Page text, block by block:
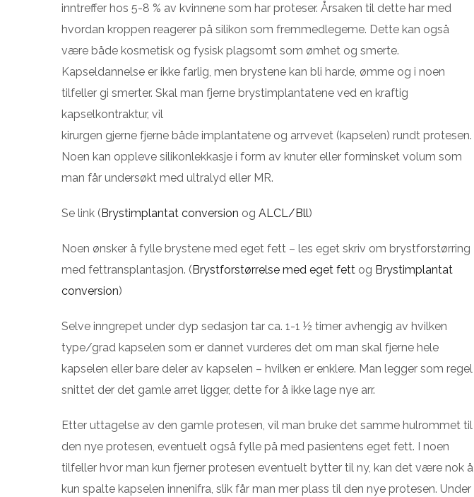
inntreffer hos 5-8 % av kvinnene som har proteser. Årsaken til dette har med
hvordan kroppen reagerer på silikon som fremmedlegeme. Dette kan også
være både kosmetisk og fysisk plagsomt som ømhet og smerte.
Kapseldannelse er ikke farlig, men brystene kan bli harde, ømme og i noen
tilfeller gi smerter. Skal man fjerne brystimplantatene ved en kraftig
kapselkontraktur, vil
kirurgen gjerne fjerne både implantatene og arrvevet (kapselen) rundt protesen.
Noen kan oppleve silikonlekkasje i form av knuter eller forminsket volum som
man får undersøkt med ultralyd eller MR.
Se link (Brystimplantat conversion og ALCL/Bll)
Noen ønsker å fylle brystene med eget fett – les eget skriv om brystforstørring
med fettransplantasjon. (Brystforstørrelse med eget fett og Brystimplantat
conversion)
Selve inngrepet under dyp sedasjon tar ca. 1-1 ½ timer avhengig av hvilken
type/grad kapselen som er dannet vurderes det om man skal fjerne hele
kapselen eller bare deler av kapselen – hvilken er enklere. Man legger som regel
snittet der det gamle arret ligger, dette for å ikke lage nye arr.
Etter uttagelse av den gamle protesen, vil man bruke det samme hulrommet til
den nye protesen, eventuelt også fylle på med pasientens eget fett. I noen
tilfeller hvor man kun fjerner protesen eventuelt bytter til ny, kan det være nok å
kun spalte kapselen innenifra, slik får man mer plass til den nye protesen. Under